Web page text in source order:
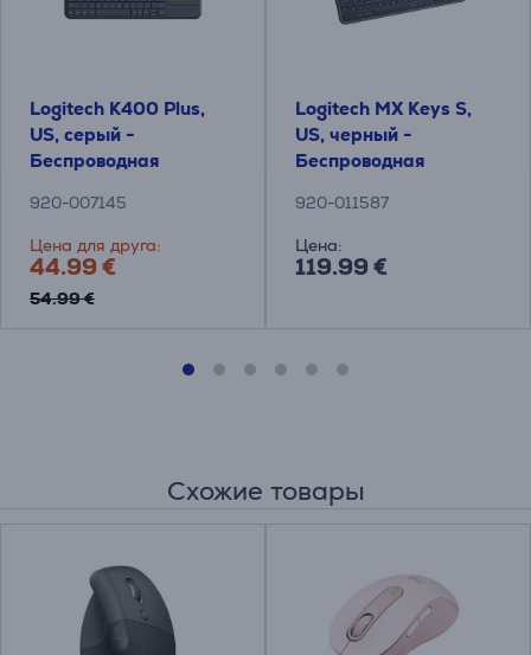
Logitech K400 Plus,
US, серый -
Беспроводная
тачпадом
920-007145
Цена для друга:
44.99 €
54.99 €
Logitech MX Keys S,
US, черный -
Беспроводная
920-011587
Цена:
119.99 €
Схожие товары